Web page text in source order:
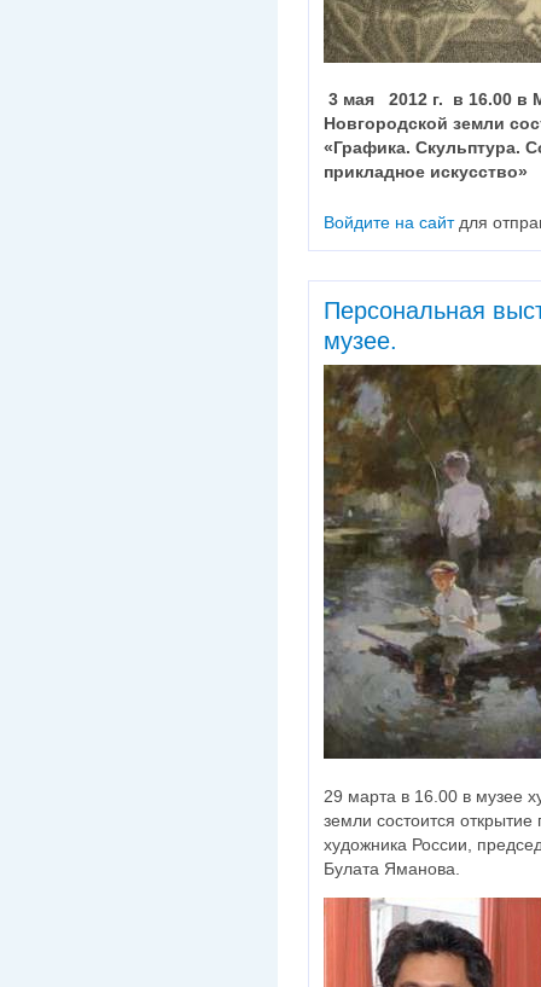
3 мая 2012 г. в 16.00 в
Новгородской земли
«Графика. Скульптура.
прикладное искусство»
Войдите на сайтдля
Персональная
музее.
29 марта в 16.00 в музее
земли состоится
художника России,
Булата Яманова.